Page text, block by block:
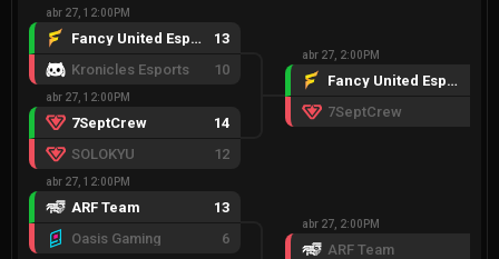
abr 27, 12:00PM
Fancy United Esports
13
Kronicles Esports
10
abr 27, 12:00PM
7SeptCrew
14
SOLOKYU
12
abr 27, 12:00PM
ARF Team
13
Oasis Gaming
6
abr 27, 2:00PM
Fancy United Esports
7SeptCrew
abr 27, 2:00PM
ARF Team